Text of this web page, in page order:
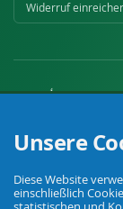
Widerruf
Ihr Fachhandel für
© Agrarking. Alle
Unsere
Diese Website
einschließlich